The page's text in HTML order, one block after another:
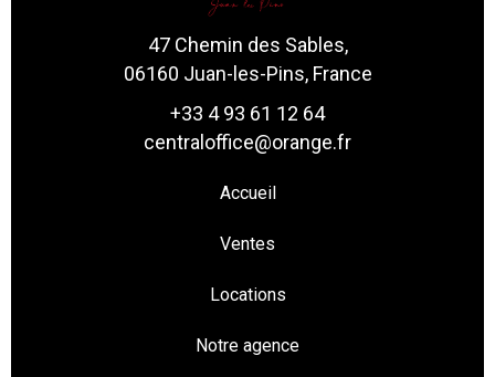
47 Chemin des Sables,
06160 Juan-les-Pins, France
+33 4 93 61 12 64
centraloffice@orange.fr
Accueil
Ventes
Locations
Notre agence